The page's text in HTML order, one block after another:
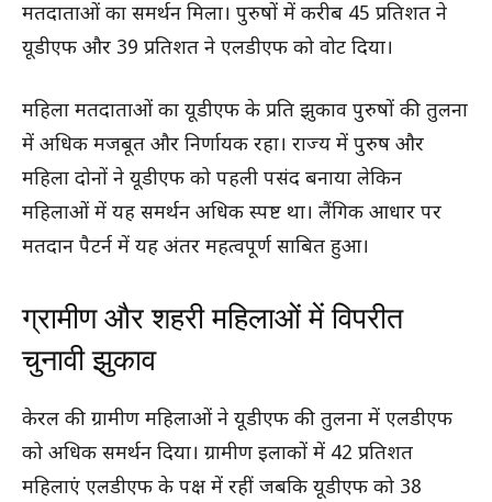
मतदाताओं का समर्थन मिला। पुरुषों में करीब 45 प्रतिशत ने
यूडीएफ और 39 प्रतिशत ने एलडीएफ को वोट दिया।
महिला मतदाताओं का यूडीएफ के प्रति झुकाव पुरुषों की तुलना
में अधिक मजबूत और निर्णायक रहा। राज्य में पुरुष और
महिला दोनों ने यूडीएफ को पहली पसंद बनाया लेकिन
महिलाओं में यह समर्थन अधिक स्पष्ट था। लैंगिक आधार पर
मतदान पैटर्न में यह अंतर महत्वपूर्ण साबित हुआ।
ग्रामीण और शहरी महिलाओं में विपरीत
चुनावी झुकाव
केरल की ग्रामीण महिलाओं ने यूडीएफ की तुलना में एलडीएफ
को अधिक समर्थन दिया। ग्रामीण इलाकों में 42 प्रतिशत
महिलाएं एलडीएफ के पक्ष में रहीं जबकि यूडीएफ को 38